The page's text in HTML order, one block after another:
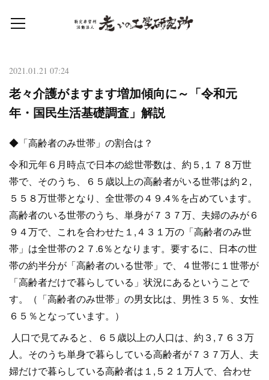
2021.01.21 07:24
老々介護がますます増加傾向に～「令和元
年・国民生活基礎調査」解説
◆「高齢者のみ世帯」の割合は？
令和元年６月時点で日本の総世帯数は、約５,１７８万世
帯で、そのうち、６５歳以上の高齢者がいる世帯は約２,
５５８万世帯となり、全世帯の４９.4％を占めています。
高齢者のいる世帯のうち、単身が７３７万、夫婦のみが６
９４万で、これを合わせた１,４３１万の「高齢者のみ世
帯」は全世帯の２７.6％となります。要するに、日本の世
帯の約半分が「高齢者のいる世帯」で、４世帯に１世帯が
「高齢者だけで暮らしている」状況にあるということで
す。（「高齢者のみ世帯」の男女比は、男性３５％、女性
６５％となっています。）
人口で見てみると、６５歳以上の人口は、約３,７６３万
人。そのうち単身で暮らしている高齢者が７３７万人、夫
婦だけで暮らしている高齢者は１,５２１万人で、合わせ